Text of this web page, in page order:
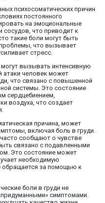
психосоматических причин
постоянного
на эмоциональные
что приводит к
такие боли могут быть
что вызывает
стресс.
могут вызывать интенсивную
атаки человек может
что связано с повышенной
системы. Это состояние
сердцебиением,
воздуха, что создает
причина, может
включая боль в груди.
сообщают о чувстве
связано с подавленными
Это состояние может
необходимую
обращается за помощью к
боли в груди не
симптомами.